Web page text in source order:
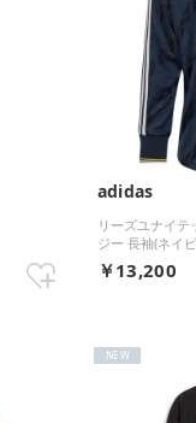
adidas
リーズユナイ
ジー 長袖(ネイ
￥13,200
NEW